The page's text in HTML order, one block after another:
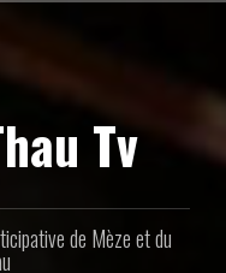
Tv
de Mèze et du